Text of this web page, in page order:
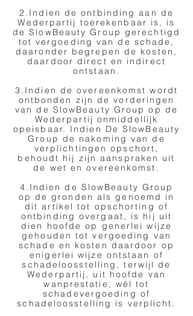
​2.Indien de ontbinding aan de
Wederpartij toerekenbaar is, is
de SlowBeauty Group gerechtigd
tot vergoeding van de schade,
daaronder begrepen de kosten,
daardoor direct en indirect
ontstaan.
3.Indien de overeenkomst wordt
ontbonden zijn de vorderingen
van de SlowBeauty Group op de
Wederpartij onmiddellijk
opeisbaar. Indien De SlowBeauty
Group de nakoming van de
verplichtingen opschort,
behoudt hij zijn aanspraken uit
de wet en overeenkomst.
4.Indien de SlowBeauty Group
op de gronden als genoemd in
dit artikel tot opschorting of
ontbinding overgaat, is hij uit
dien hoofde op generlei wijze
gehouden tot vergoeding van
schade en kosten daardoor op
enigerlei wijze ontstaan of
schadeloosstelling, terwijl de
Wederpartij, uit hoofde van
wanprestatie, wél tot
schadevergoeding of
schadeloosstelling is verplicht.